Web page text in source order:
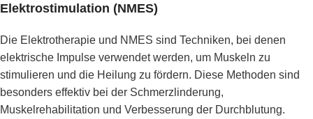
Elektrostimulation (NMES)
Die Elektrotherapie und NMES sind Techniken, bei denen
elektrische Impulse verwendet werden, um Muskeln zu
stimulieren und die Heilung zu fördern. Diese Methoden sind
besonders effektiv bei der Schmerzlinderung,
Muskelrehabilitation und Verbesserung der Durchblutung.